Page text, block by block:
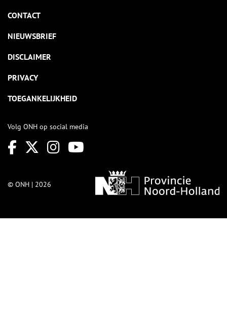
CONTACT
NIEUWSBRIEF
DISCLAIMER
PRIVACY
TOEGANKELIJKHEID
Volg ONH op social media
© ONH | 2026